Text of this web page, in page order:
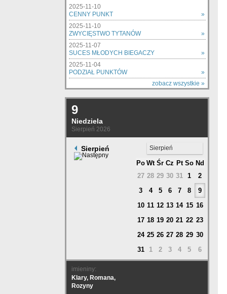
2025-11-10
CENNY PUNKT
»
2025-11-10
ZWYCIĘSTWO TYTANÓW
»
2025-11-07
SUCES MŁODYCH BIEGACZY
»
2025-11-04
PODZIAŁ PUNKTÓW
»
zobacz wszystkie »
9
Niedziela
Sierpień 2026
Sierpień Sierpień
Po Wt Śr Cz Pt So Nd
27 28 29 30 31 1
2
3
4 5 6 7 8
9
10 11 12 13 14 15 16
17 18 19 20 21 22 23
24 25 26 27 28 29 30
31
1 2 3 4 5 6
imieniny:
Klary, Romana,
Rozyny